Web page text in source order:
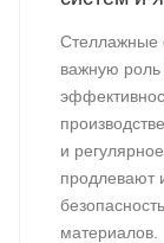
Стеллажные
важную роль
и
продлевают
материалов.